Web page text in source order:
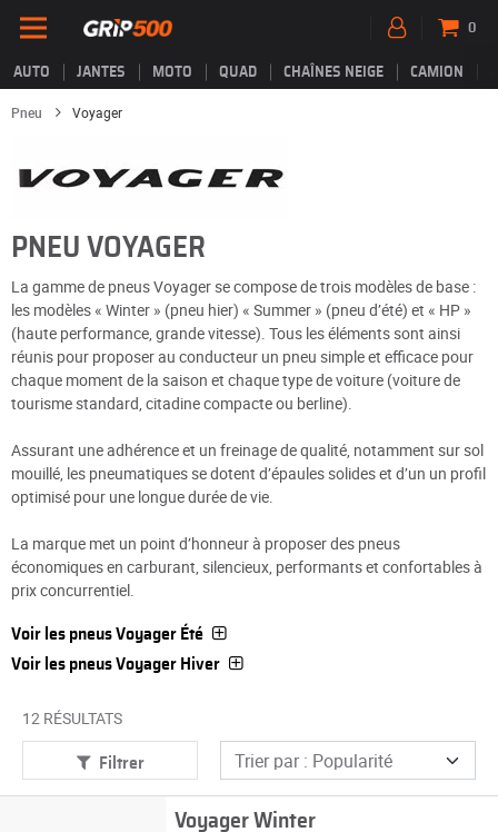
AUTO JANTES MOTO QUAD CHAÎNES NEIGE CAMION
0
Pneu Voyager
PNEU VOYAGER
La gamme de pneus Voyager se compose de trois modèles de base :
les modèles « Winter » (pneu hier) « Summer » (pneu d’été) et « HP »
(haute performance, grande vitesse). Tous les éléments sont ainsi
réunis pour proposer au conducteur un pneu simple et efficace pour
chaque moment de la saison et chaque type de voiture (voiture de
tourisme standard, citadine compacte ou berline).
Assurant une adhérence et un freinage de qualité, notamment sur sol
mouillé, les pneumatiques se dotent d’épaules solides et d’un un profil
optimisé pour une longue durée de vie.
La marque met un point d’honneur à proposer des pneus
économiques en carburant, silencieux, performants et confortables à
prix concurrentiel.
Voir les pneus Voyager Été
Voir les pneus Voyager Hiver
12 RÉSULTATS
Filtrer
Voyager Winter